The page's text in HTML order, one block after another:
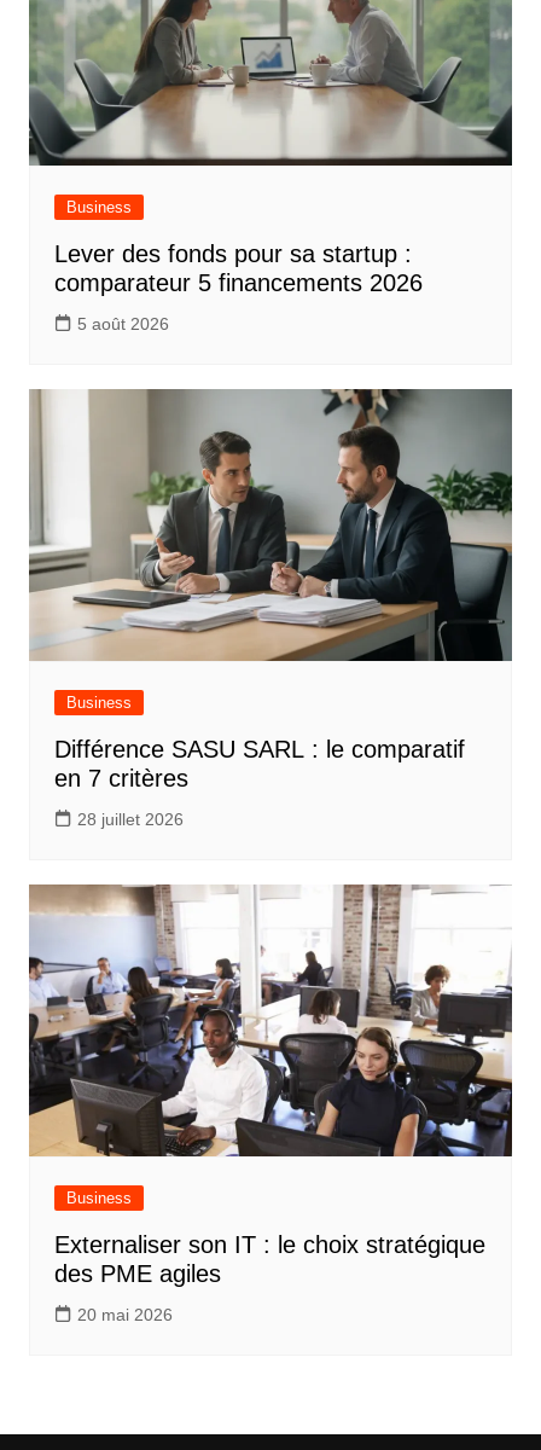
Business
Lever des fonds pour sa startup :
comparateur 5 financements 2026
5 août 2026
Business
Différence SASU SARL : le comparatif
en 7 critères
28 juillet 2026
Business
Externaliser son IT : le choix stratégique
des PME agiles
20 mai 2026